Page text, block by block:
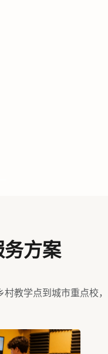
方案
教学点到城市重点校